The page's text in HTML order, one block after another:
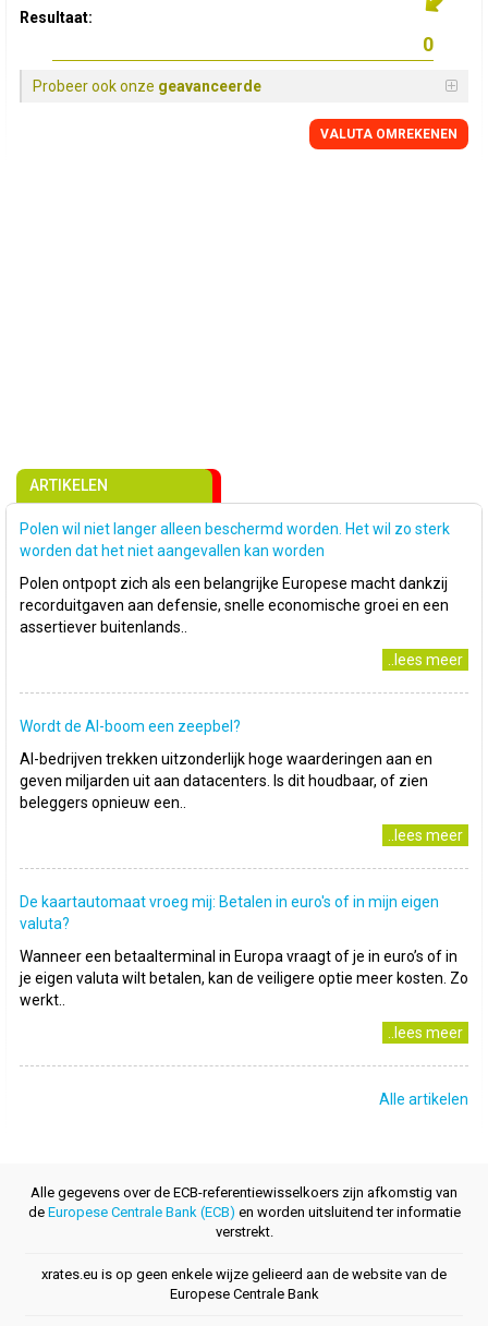
Resultaat:
Probeer ook onze geavanceerde
VALUTA OMREKENEN
ARTIKELEN
Polen wil niet langer alleen beschermd worden. Het wil zo sterk
worden dat het niet aangevallen kan worden
Polen ontpopt zich als een belangrijke Europese macht dankzij
recorduitgaven aan defensie, snelle economische groei en een
assertiever buitenlands..
..lees meer
Wordt de AI-boom een zeepbel?
AI-bedrijven trekken uitzonderlijk hoge waarderingen aan en
geven miljarden uit aan datacenters. Is dit houdbaar, of zien
beleggers opnieuw een..
..lees meer
De kaartautomaat vroeg mij: Betalen in euro's of in mijn eigen
valuta?
Wanneer een betaalterminal in Europa vraagt of je in euro’s of in
je eigen valuta wilt betalen, kan de veiligere optie meer kosten. Zo
werkt..
..lees meer
Alle artikelen
Alle gegevens over de ECB-referentiewisselkoers zijn afkomstig van
de Europese Centrale Bank (ECB) en worden uitsluitend ter informatie
verstrekt.
xrates.eu is op geen enkele wijze gelieerd aan de website van de
Europese Centrale Bank